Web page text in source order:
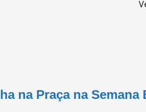
na Praça na